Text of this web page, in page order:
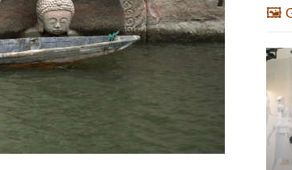
🖼️